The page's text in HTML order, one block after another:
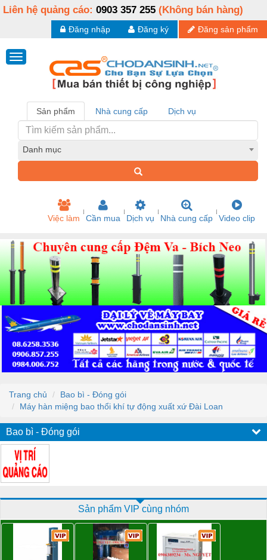
Liên hệ quảng cáo: 0903 357 255 (Không bán hàng)
Đăng sản phẩm
Đăng ký
Đăng nhập
Sản phẩm Nhà cung cấp Dịch vụ
Danh mục
Việc làm Cần mua Dịch vụ Nhà cung cấp Video clip
Trang chủ
Bao bì - Đóng gói
Máy hàn miệng bao thổi khí tự động xuất xứ Đài Loan
Bao bì - Đóng gói
Sản phẩm VIP cùng nhóm